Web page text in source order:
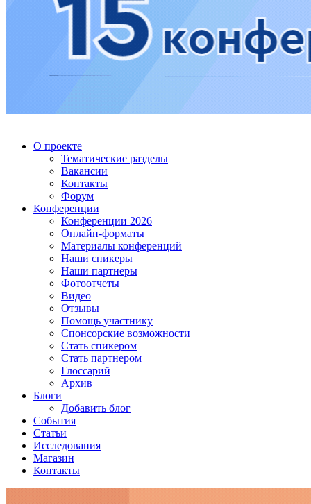
О проекте
Тематические разделы
Вакансии
Контакты
Форум
Конференции
Конференции 2026
Онлайн-форматы
Материалы конференций
Наши спикеры
Наши партнеры
Фотоотчеты
Видео
Отзывы
Помощь участнику
Спонсорские возможности
Стать спикером
Стать партнером
Глоссарий
Архив
Блоги
Добавить блог
События
Статьи
Исследования
Магазин
Контакты